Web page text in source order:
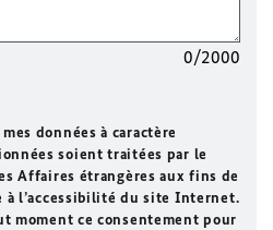
0/2000
données à caractère
soient traitées par le
Affaires étrangères aux fins de
à l’accessibilité du site Internet.
moment ce consentement pour